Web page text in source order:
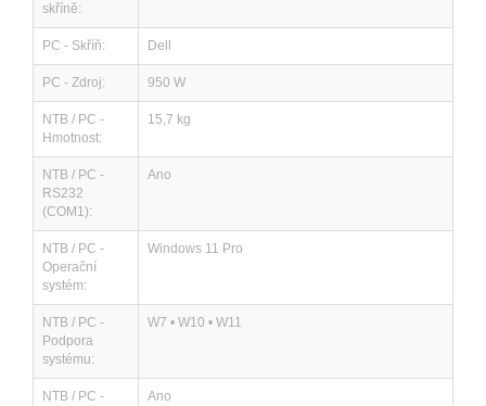
skříně:
PC - Skříň: Dell
PC - Zdroj: 950 W
NTB / PC -
Hmotnost:
15,7 kg
NTB / PC -
RS232
(COM1):
Ano
NTB / PC -
Operační
systém:
Windows 11 Pro
NTB / PC -
Podpora
systému:
W7 • W10 • W11
NTB / PC -
Ano